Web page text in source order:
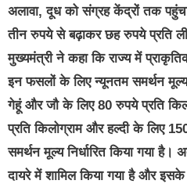
अलावा, दूध को संग्रह केंद्रों तक
तीन रुपये से बढ़ाकर छह रुपये प्रति
मुख्यमंत्री ने कहा कि राज्य में
इन फसलों के लिए न्यूनतम समर्थन मूल्य
गेहूं और जौ के लिए 80 रुपये प्रति
प्रति किलोग्राम और हल्दी के लिए
समर्थन मूल्य निर्धारित किया गया
दायरे में शामिल किया गया है और इसके